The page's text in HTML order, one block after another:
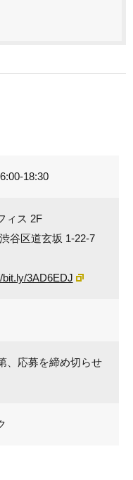
18:30
ィス 2F
渋谷区道玄坂 1-22-7
bit.ly/3AD6EDJ
、応募を締め切らせ